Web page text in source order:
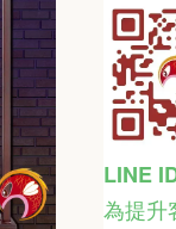
LINE
為提升